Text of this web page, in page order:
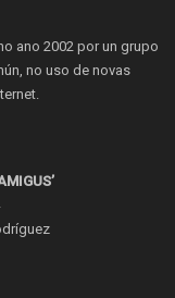
ano 2002 por un grupo
no uso de novas